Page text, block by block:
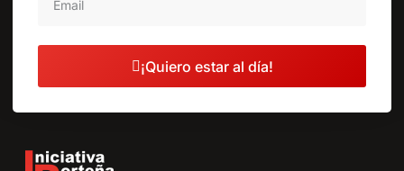
¡Quiero estar al día!